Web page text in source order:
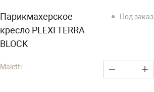
Парикмахерское
кресло PLEXI TERRA
BLOCK
Под заказ
Maletti